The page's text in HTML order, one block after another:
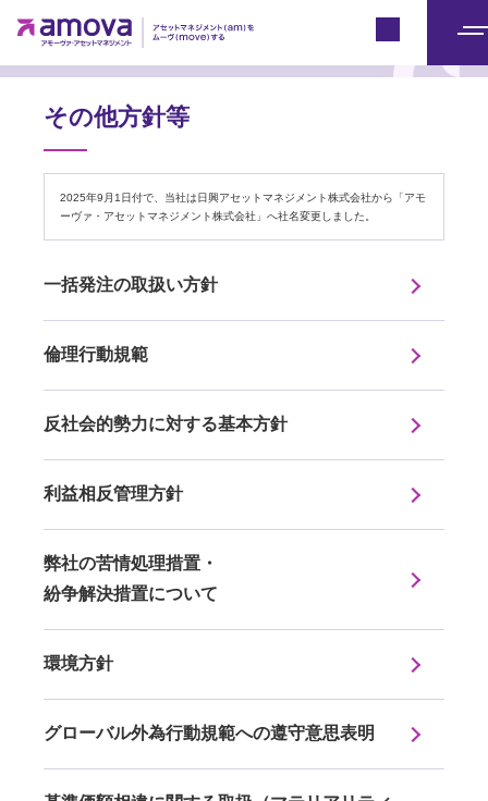
ニ
アモーヴァ・アセットとは
その他方針等
2025年9月1日付で、当社は日興アセットマネジメント株式会社から「アモ
ーヴァ・アセットマネジメント株式会社」へ社名変更しました。
一括発注の取扱い方針
倫理行動規範
反社会的勢力に対する基本方針
利益相反管理方針
弊社の苦情処理措置・
紛争解決措置について
環境方針
グローバル外為行動規範への遵守意思表明